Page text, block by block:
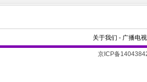
关于我们 - 广播电
京ICP备